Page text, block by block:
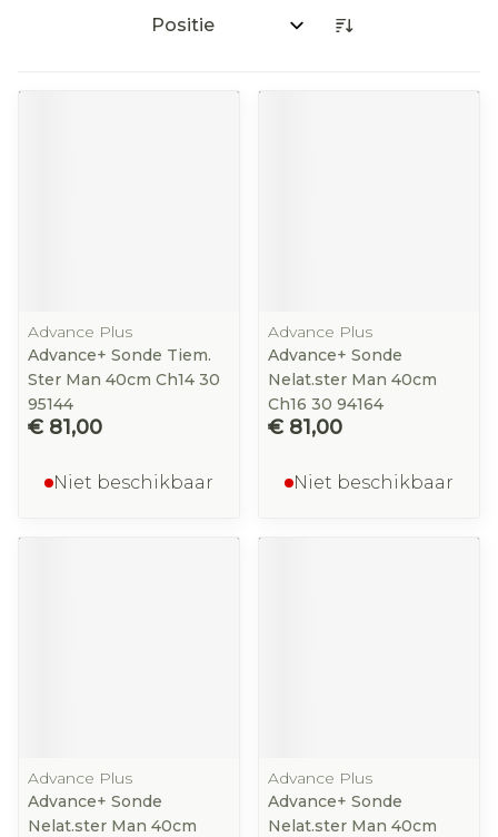
Sorteer op:
Advance Plus
Advance+ Sonde Tiem.
Ster Man 40cm Ch14 30
95144
€ 81,00
Niet beschikbaar
Advance Plus
Advance+ Sonde
Nelat.ster Man 40cm
Ch16 30 94164
€ 81,00
Niet beschikbaar
Advance Plus
Advance+ Sonde
Nelat.ster Man 40cm
Advance Plus
Advance+ Sonde
Nelat.ster Man 40cm